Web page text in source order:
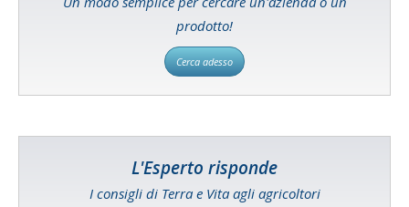
prodotto!
Cerca adesso
L'Esperto risponde
I consigli di Terra e Vita agli agricoltori